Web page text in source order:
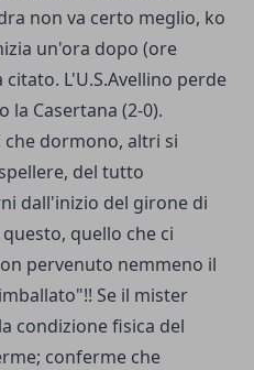
non va certo meglio, ko
un'ora dopo (ore
L'U.S.Avellino perde
la Casertana (2-0).
dormono, altri si
del tutto
dall'inizio del girone di
quello che ci
pervenuto nemmeno il
Se il mister
condizione fisica del
conferme che